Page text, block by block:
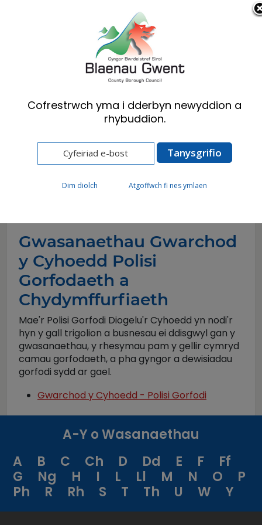
Cymraeg English
Busnes
Iechyd a Diogelwch
Polisi Gorfodi
Gwasanaethau Gwarchod
y Cyhoedd Polisi
Gorfodaeth a
Chydymffurfiaeth
Mae'r Polisi Gorfodi Diogelu'r Cyhoedd yn nodi'r
hyn y gall trigolion a busnesau ei ddisgwyl gan y
gwasanaethau, y rhesymau pam y gellir cymryd
camau gorfodaeth, a pha gyngor a dewisiadau
gorfodi sydd ar gael.
Gwarchod y Cyhoedd - Polisi Gorfodi
A-Y o Wasanaethau
A
B C Ch D Dd E F
Ff
G
Ng H I L Ll M N O
P
Ph
R Rh S T Th U W Y
Cofrestrwch yma i dderbyn newyddion a
rhybuddion.
Dim diolch Atgoffwch fi nes ymlaen